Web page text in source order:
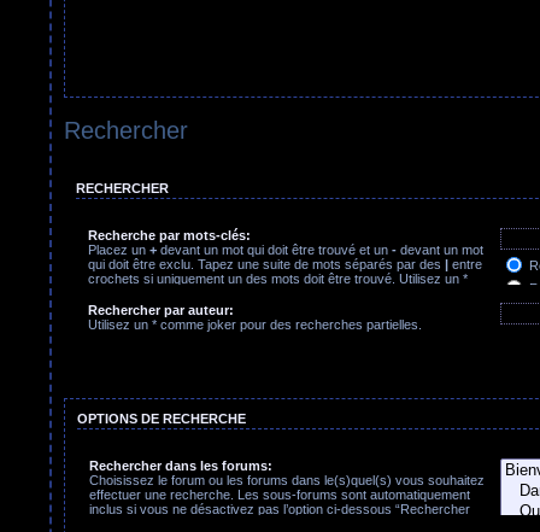
Rechercher
RECHERCHER
Recherche par mots-clés:
Placez un +devant un mot qui doit être trouvé et un -devant un mot
qui doit être exclu. Tapez une suite de mots séparés par des |entre
crochets si uniquement un des mots doit être trouvé. Utilisez un *
Rechercher par auteur:
Utilisez un * comme joker pour des recherches partielles.
OPTIONS DE RECHERCHE
Rechercher dans les forums:
Choisissez le forum ou les forums dans le(s)quel(s) vous souhaitez
effectuer une recherche. Les sous-forums sont automatiquement
inclus si vous ne désactivez pas l’option ci-dessous “Rechercher